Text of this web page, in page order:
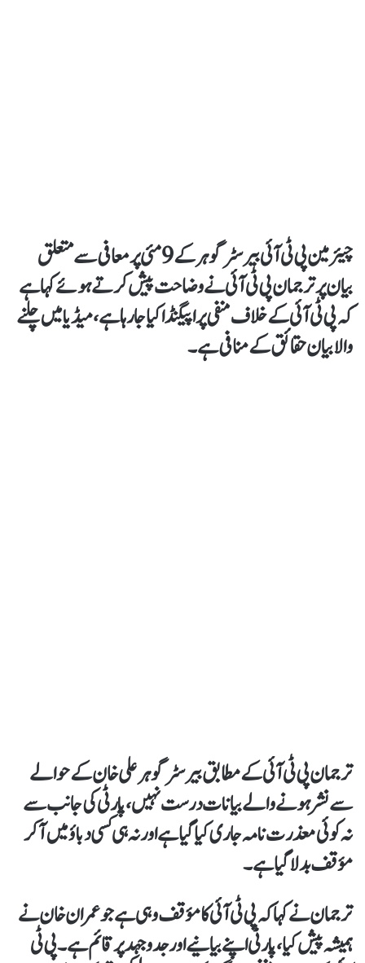
چیئرمین پی ٹی آئی بیرسٹر گوہر کے 9 مئی پر معافی سے متعلق
بیان پر ترجمان پی ٹی آئی نے وضاحت پیش کرتے ہوئے کہا ہے
کہ پی ٹی آئی کے خلاف منفی پراپیگنڈا کیا جارہا ہے، میڈیا میں چلنے
والا بیان حقائق کے منافی ہے۔
ترجمان پی ٹی آئی کے مطابق بیرسٹر گوہر علی خان کے حوالے
سے نشر ہونے والے بیانات درست نہیں،پارٹی کی جانب سے
نہ کوئی معذرت نامہ جاری کیا گیا ہے اور نہ ہی کسی دباؤ میں آکر
مؤقف بدلا گیا ہے۔
ترجمان نے کہا کہ پی ٹی آئی کا مؤقف وہی ہے جو عمران خان نے
ہمیشہ پیش کیا،پارٹی اپنے بیانیے اور جدوجہد پر قائم ہے۔پی ٹی